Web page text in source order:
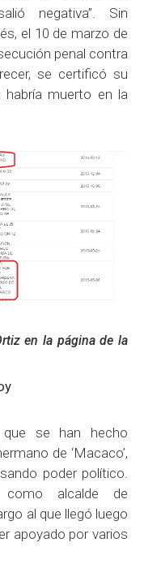
negativa”. Sin
el 10 de marzo de
penal contra
se certificó su
habría muerto en la
en la página de la
se han hecho
de ‘Macaco’,
poder político.
como alcalde de
al que llegó luego
apoyado por varios